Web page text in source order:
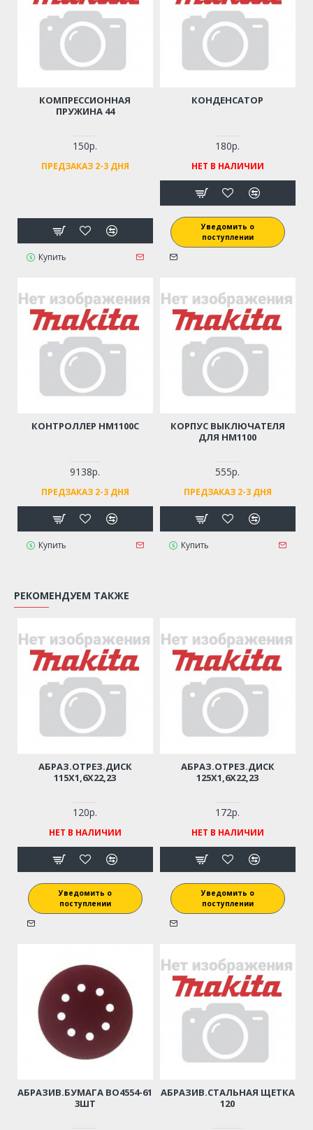
КОМПРЕССИОННАЯ
ПРУЖИНА 44
150р.
ПРЕДЗАКАЗ 2-3 ДНЯ
Купить
КОНДЕНСАТОР
180р.
НЕТ В НАЛИЧИИ
Уведомить о
поступлении
КОНТРОЛЛЕР HM1100C
9138р.
ПРЕДЗАКАЗ 2-3 ДНЯ
Купить
КОРПУС ВЫКЛЮЧАТЕЛЯ
ДЛЯ HM1100
555р.
ПРЕДЗАКАЗ 2-3 ДНЯ
Купить
РЕКОМЕНДУЕМ ТАКЖЕ
АБРАЗ.ОТРЕЗ.ДИСК
115Х1,6Х22,23
120р.
НЕТ В НАЛИЧИИ
Уведомить о
поступлении
АБРАЗ.ОТРЕЗ.ДИСК
125Х1,6Х22,23
172р.
НЕТ В НАЛИЧИИ
Уведомить о
поступлении
АБРАЗИВ.БУМАГА BO4554-61
3ШТ
АБРАЗИВ.СТАЛЬНАЯ ЩЕТКА
120